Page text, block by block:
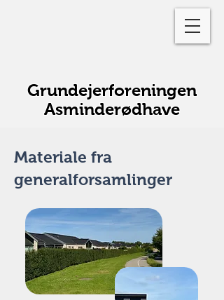
Grundejerforeningen
Asminderødhave
Materiale fra
generalforsamlinger